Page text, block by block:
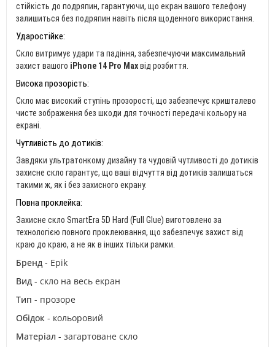
стійкість до подряпин, гарантуючи, що екран вашого телефону
залишиться без подряпин навіть після щоденного використання.
Ударостійке:
Скло витримує удари та падіння, забезпечуючи максимальний
захист вашого iPhone 14 Pro Maxвід розбиття.
Висока прозорість:
Скло має високий ступінь прозорості, що забезпечує кришталево
чисте зображення без шкоди для точності передачі кольору на
екрані.
Чутливість до дотиків:
Завдяки ультратонкому дизайну та чудовій чутливості до дотиків
захисне скло гарантує, що ваші відчуття від дотиків залишаться
такими ж, як і без захисного екрану.
Повна проклейка:
Захисне скло SmartEra 5D Hard (Full Glue) виготовлено за
технологією повного проклеювання, що забезпечує захист від
краю до краю, а не як в інших тільки рамки.
Бренд - Epik
Вид - скло на весь екран
Тип - прозоре
Обідок - кольоровий
Матеріал - загартоване скло